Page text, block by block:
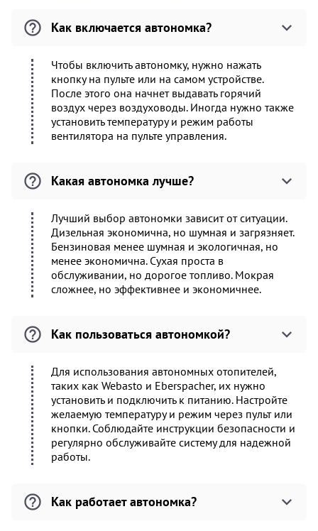
Как включается автономка?
Чтобы включить автономку, нужно нажать
кнопку на пульте или на самом устройстве.
После этого она начнет выдавать горячий
воздух через воздуховоды. Иногда нужно также
установить температуру и режим работы
вентилятора на пульте управления.
Какая автономка лучше?
Лучший выбор автономки зависит от ситуации.
Дизельная экономична, но шумная и загрязняет.
Бензиновая менее шумная и экологичная, но
менее экономична. Сухая проста в
обслуживании, но дорогое топливо. Мокрая
сложнее, но эффективнее и экономичнее.
Как пользоваться автономкой?
Для использования автономных отопителей,
таких как Webasto и Eberspacher, их нужно
установить и подключить к питанию. Настройте
желаемую температуру и режим через пульт или
кнопки. Соблюдайте инструкции безопасности и
регулярно обслуживайте систему для надежной
работы.
Как работает автономка?